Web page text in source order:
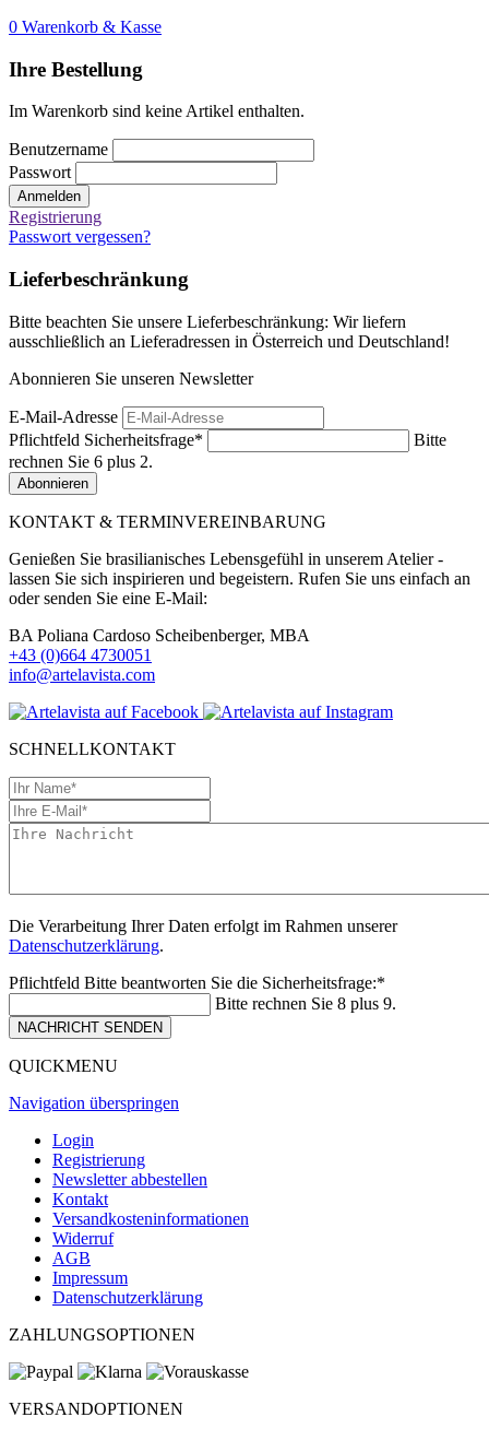
0 Warenkorb & Kasse
Ihre Bestellung
Im Warenkorb sind keine Artikel enthalten.
Benutzername
Passwort
Anmelden
Registrierung
Passwort vergessen?
Lieferbeschränkung
Bitte beachten Sie unsere Lieferbeschränkung: Wir liefern
ausschließlich an Lieferadressen in Österreich und Deutschland!
Abonnieren Sie unseren Newsletter
E-Mail-Adresse
Pflichtfeld Sicherheitsfrage*
Bitte
rechnen Sie 6 plus 2.
Abonnieren
KONTAKT & TERMINVEREINBARUNG
Genießen Sie brasilianisches Lebensgefühl in unserem Atelier -
lassen Sie sich inspirieren und begeistern. Rufen Sie uns einfach an
oder senden Sie eine E-Mail:
BA Poliana Cardoso Scheibenberger, MBA
+43 (0)664 4730051
info@artelavista.com
SCHNELLKONTAKT
Die Verarbeitung Ihrer Daten erfolgt im Rahmen unserer
Datenschutzerklärung.
Pflichtfeld Bitte beantworten Sie die Sicherheitsfrage:*
Bitte rechnen Sie 8 plus 9.
NACHRICHT SENDEN
QUICKMENU
Navigation überspringen
Login
Registrierung
Newsletter abbestellen
Kontakt
Versandkosteninformationen
Widerruf
AGB
Impressum
Datenschutzerklärung
ZAHLUNGSOPTIONEN
VERSANDOPTIONEN